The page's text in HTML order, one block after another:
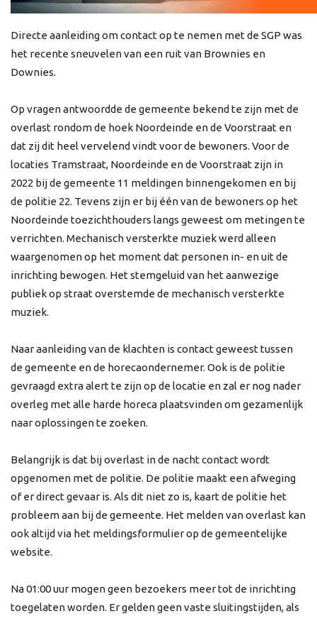
Directe aanleiding om contact op te nemen met de SGP was
het recente sneuvelen van een ruit van Brownies en
Downies.
Op vragen antwoordde de gemeente bekend te zijn met de
overlast rondom de hoek Noordeinde en de Voorstraat en
dat zij dit heel vervelend vindt voor de bewoners. Voor de
locaties Tramstraat, Noordeinde en de Voorstraat zijn in
2022 bij de gemeente 11 meldingen binnengekomen en bij
de politie 22. Tevens zijn er bij één van de bewoners op het
Noordeinde toezichthouders langs geweest om metingen te
verrichten. Mechanisch versterkte muziek werd alleen
waargenomen op het moment dat personen in- en uit de
inrichting bewogen. Het stemgeluid van het aanwezige
publiek op straat overstemde de mechanisch versterkte
muziek.
Naar aanleiding van de klachten is contact geweest tussen
de gemeente en de horecaondernemer. Ook is de politie
gevraagd extra alert te zijn op de locatie en zal er nog nader
overleg met alle harde horeca plaatsvinden om gezamenlijk
naar oplossingen te zoeken.
Belangrijk is dat bij overlast in de nacht contact wordt
opgenomen met de politie. De politie maakt een afweging
of er direct gevaar is. Als dit niet zo is, kaart de politie het
probleem aan bij de gemeente. Het melden van overlast kan
ook altijd via het meldingsformulier op de gemeentelijke
website.
Na 01:00 uur mogen geen bezoekers meer tot de inrichting
toegelaten worden. Er gelden geen vaste sluitingstijden, als